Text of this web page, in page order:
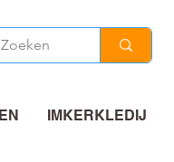
IMKERKLEDIJ